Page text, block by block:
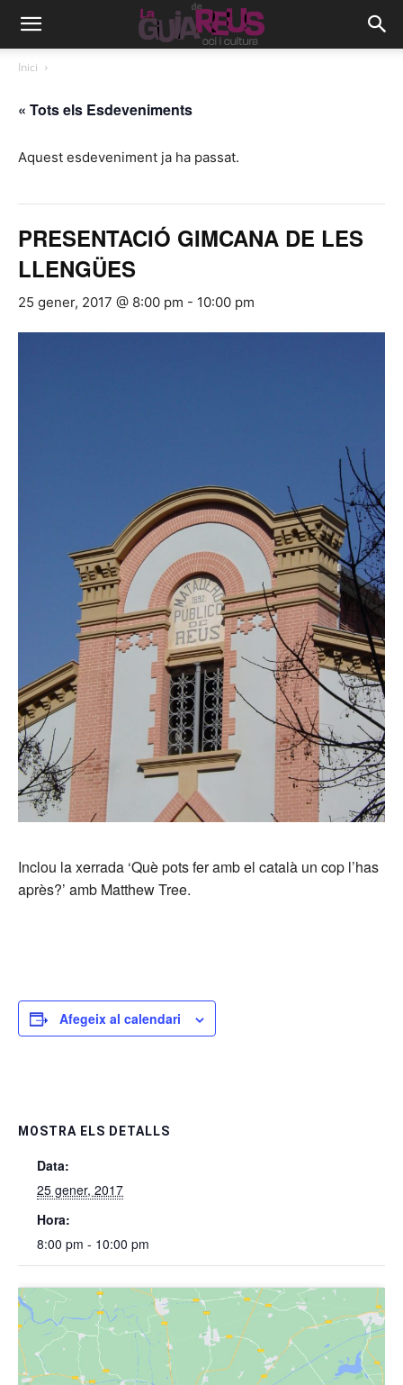
Inici
« Tots els Esdeveniments
Aquest esdeveniment ja ha passat.
PRESENTACIÓ GIMCANA DE LES
LLENGÜES
25 gener, 2017 @ 8:00 pm - 10:00 pm
Inclou la xerrada ‘Què pots fer amb el català un cop l’has
après?’ amb Matthew Tree.
Afegeix al calendari
MOSTRA ELS DETALLS
Data:
25 gener, 2017
Hora:
8:00 pm - 10:00 pm